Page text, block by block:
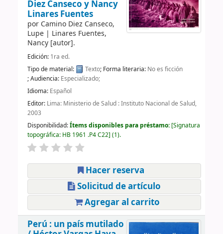
Diez Canseco y Nancy
Linares Fuentes
por Camino Diez Canseco,
Lupe| Linares Fuentes,
Nancy[autor].
Edición: 1ra ed.
Tipo de material:
Texto; Forma literaria: No es ficción
; Audiencia: Especializado;
Idioma: Español
Editor: Lima: Ministerio de Salud : Instituto Nacional de Salud,
2003
Disponibilidad:Ítems disponibles para préstamo: Signatura
topográfica: HB 1961 .P4 C22 (1).
Hacer reserva
Solicitud de artículo
Agregar al carrito
Perú : un país mutilado